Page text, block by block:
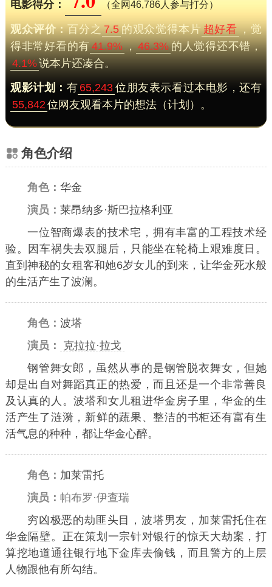
电影得分： （全网46,786人参与打分）
观众评价：百分之7.5的观众觉得本片超好看，觉
得非常好看的有41.9%，46.3%的人觉得还不错，
4.1%说本片还凑合。
观影计划： 有 65,243 位朋友表示看过本电影，还有
55,842位网友观看本片的想法（计划）。
角色介绍
角色： 华金
演员： 莱昂纳多·斯巴拉格利亚
一位智商爆表的技术宅，拥有丰富的工程技术经
验。因车祸失去双腿后，只能坐在轮椅上艰难度日。
直到神秘的女租客和她6岁女儿的到来，让华金死水般
的生活产生了波澜。
角色： 波塔
演员：
克拉拉·拉戈
钢管舞女郎，虽然从事的是钢管脱衣舞女，但她
却是出自对舞蹈真正的热爱，而且还是一个非常善良
及认真的人。波塔和女儿租进华金房子里，华金的生
活产生了涟漪，新鲜的蔬果、整洁的书柜还有富有生
活气息的种种，都让华金心醉。
角色： 加莱雷托
演员： 帕布罗·伊查瑞
穷凶极恶的劫匪头目，波塔男友，加莱雷托住在
华金隔壁。正在策划一宗针对银行的惊天大劫案，打
算挖地道通往银行地下金库去偷钱，而且警方的上层
人物跟他有所勾结。